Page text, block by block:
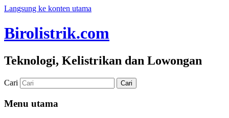
Langsung ke konten utama
Birolistrik.com
Teknologi, Kelistrikan dan Lowongan
Cari
Menu utama